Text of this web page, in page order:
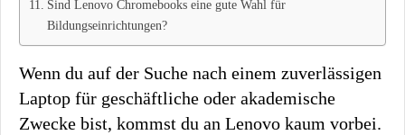
Sind Lenovo Chromebooks eine gute Wahl für
Bildungseinrichtungen?
Wenn du auf der Suche nach einem zuverlässigen
Laptop für geschäftliche oder akademische
Zwecke bist, kommst du an Lenovo kaum vorbei.